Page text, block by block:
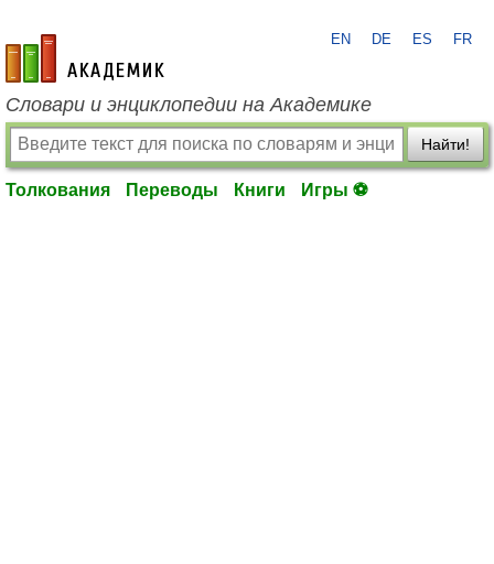
academic.ru
EN DE ES FR
Словари и энциклопедии на Академике
Найти!
Толкования Переводы Книги Игры ⚽